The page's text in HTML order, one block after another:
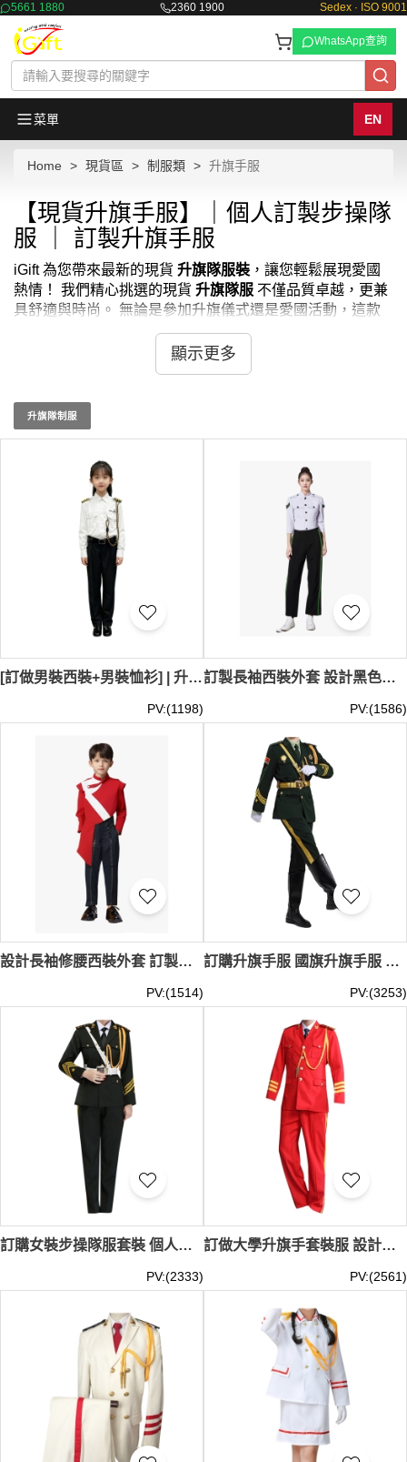
5661 1880 2360 1900 Sedex · ISO 9001
WhatsApp查詢
菜單 EN
Home 現貨區 制服類 升旗手服
【現貨升旗手服】｜個人訂製步操隊
服 ｜ 訂製升旗手服
iGift 為您帶來最新的現貨 升旗隊服裝 ，讓您輕鬆展現愛國
熱情！ 我們精心挑選的現貨 升旗隊服 不僅品質卓越，更兼
具舒適與時尚。 無論是參加升旗儀式還是愛國活動，這款
現貨升旗手服都能讓您脫穎而出。 我們也提供
升旗隊制服價錢的諮詢。 如果您需要
特攻服訂做
，iGift 也能滿足您的需求。 此
選購，展現您的愛國精神！ 想要在人群中閃耀？ iGift 的現
貨升旗手服絕對是您的不二之選。 我們的設計團隊精心打
采。 不僅如此，iGift 還提供快速配送服務，讓您隨時隨地
都能穿上心儀的升旗手服。 想知道
升旗隊服裝如何穿
更顯精神嗎？ 歡迎諮詢 iGift 的專業團隊。 別再猶豫，現在
就來 iGift 選購您的專屬現貨升旗手服吧！ 現貨升旗手服最
少訂購量 -MOQ: 1件起 ； 價格：HKD100 / 起, 視乎數量而
定。貨期約需3-7天。
顯示更多
升旗隊制服
[訂做男裝西裝+男裝恤衫] | 升旗手服套裝設計 | 雞繩黑紅黃色+黑色皮帶+黑色貝雷帽 | 男女裝同款 | 西裝後幅開左右雙叉,左右腰間加耳仔用作扣皮帶 | Hong Kong Baptist University Affiliated School | Wong Kam Fai Secondary and Primary School | SKFRS018
PV:(1198)
訂製長袖西裝外套 設計黑色直腳長褲套裝 學校儀仗隊 圓角企領 皮帶耳仔+鈕扣+拉鍊 香港建造學院 SKFRS017
PV:(1586)
設計長袖修腰西裝外套 訂製黑色吊帶工裝褲 學校儀仗隊 仿皮革手套 白色紅色撞色 前幅原身布條+後幅橡筋吊帶 尼龍拉鏈設計 香港四邑商工總會黃棣珊紀念中學 SKFRS016
PV:(1514)
訂購升旗手服 國旗升旗手服 步操隊服 升旗儀式典禮服中心 護衛隊禮服 儀仗隊 Guard of Honour 儀隊 SKFRS015
PV:(3253)
訂購女裝步操隊服套裝 個人設計緩帶升旗手服 升旗儀式典禮服供應商 SKFRS014
PV:(2333)
訂做大學升旗手套裝服 設計男裝升旗儀式典禮服 步操 升旗手服中心 SKFRS013
PV:(2561)